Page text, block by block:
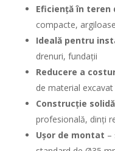
Eficiență în teren
compacte,
Ideală pentru
drenuri, fundații
Reducere a
de material excavat
Construcție solidă
profesională, dinți
Ușor de montat –